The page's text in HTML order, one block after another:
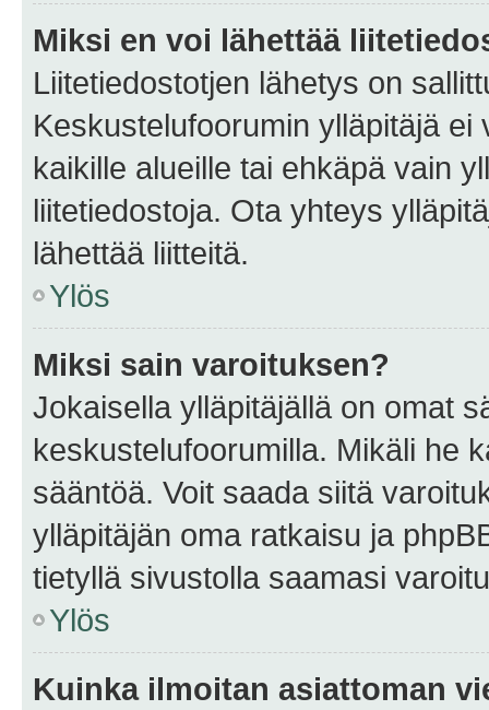
Miksi en voi lähettää
Liitetiedostotjen lähetys on
Keskustelufoorumin ylläpitäjä
kaikille alueille tai ehkäpä vain
liitetiedostoja. Ota yhteys
lähettää liitteitä.
Ylös
Miksi sain varoituksen?
Jokaisella ylläpitäjällä on omat
keskustelufoorumilla. Mikäli he
sääntöä. Voit saada siitä
ylläpitäjän oma ratkaisu ja
tietyllä sivustolla saamasi
Ylös
Kuinka ilmoitan asiattoman